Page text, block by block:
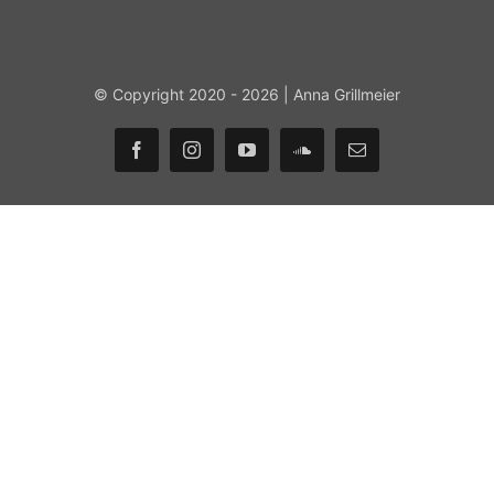
© Copyright 2020 - 2026 | Anna Grillmeier